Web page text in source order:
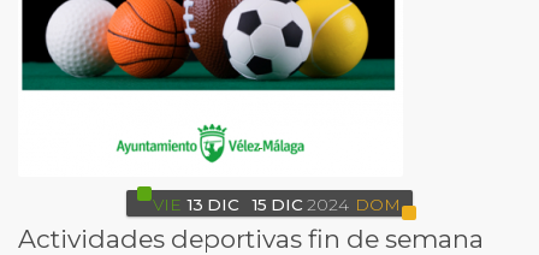
VIE 13 DIC 15 DIC 2024 DOM
Actividades deportivas fin de semana